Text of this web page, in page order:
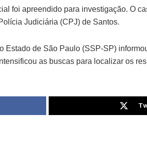
foi apreendido para investigação. O
Judiciária (CPJ) de Santos.
Estado de São Paulo (SSP-SP)
as buscas para localizar os